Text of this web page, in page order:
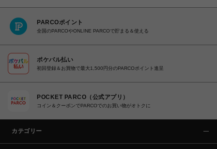
PARCOポイント
全国のPARCOやONLINE PARCOで貯まる＆使える
ポケパル払い
初回登録＆お買物で最大1,500円分のPARCOポイント進呈
POCKET PARCO（公式アプリ）
コイン＆クーポンでPARCOでのお買い物がオトクに
カテゴリー